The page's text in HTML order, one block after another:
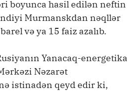
boyunca hasil edilən neftin
Murmanskdan nəqllər
və ya 15 faiz azalıb.
Yanacaq-energetika
Nəzarət
istinadən qeyd edir ki,